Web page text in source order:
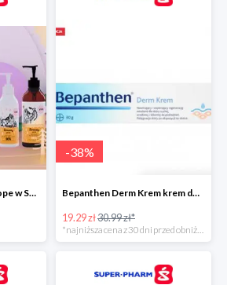
Zestawy prezentowe Yope w Super-Pharm do -30%
-38%
Bepanthen Derm Krem krem do ciała
19.29 zł30.99 zł*